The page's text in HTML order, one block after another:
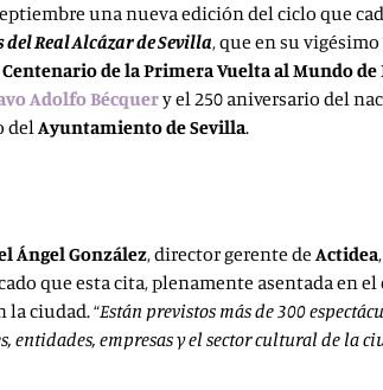
una nueva edición del ciclo que
del Real Alcázar de Sevilla,que en su
Centenario de la Primera Vuelta al Mundo
Adolfo Bécquery el 250 aniversario del
delAyuntamiento de Sevilla.
Ángel González, director gerente deActidea
que esta cita, plenamente asentada en
la ciudad. “Están previstos más de 300
empresas y el sector cultural de la